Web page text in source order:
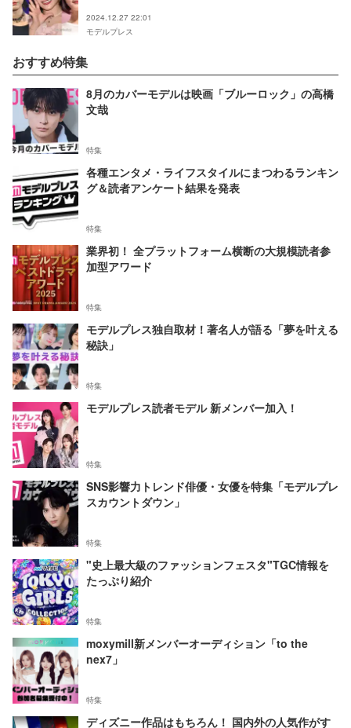
SUPER LIVE 2024】
2024.12.27 22:01
モデルプレス
おすすめ特集
8月のカバーモデルは映画「ブルーロック」の高橋
文哉
特集
各種エンタメ・ライフスタイルにまつわるランキン
グ＆読者アンケート結果を発表
特集
業界初！ 全プラットフォーム横断の大規模読者参
加型アワード
特集
モデルプレス独自取材！著名人が語る「夢を叶える
秘訣」
特集
モデルプレス読者モデル 新メンバー加入！
特集
SNS影響力トレンド俳優・女優を特集「モデルプレ
スカウントダウン」
特集
"史上最大級のファッションフェスタ"TGC情報を
たっぷり紹介
特集
moxymill新メンバーオーディション「to the
nex7」
特集
ディズニー作品はもちろん！ 国内外の人気作がす